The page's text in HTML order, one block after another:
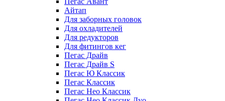
Айтап
Для заборных головок
Для охладителей
Для редукторов
Для фитингов кег
Пегас Драйв
Пегас Драйв S
Пегас Ю Классик
Пегас Классик
Пегас Нео Классик